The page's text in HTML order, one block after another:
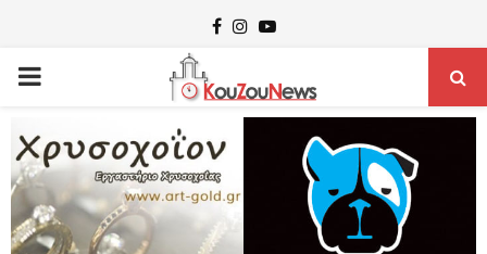
Facebook
Instagram
Youtube
PRIMARY
MENU